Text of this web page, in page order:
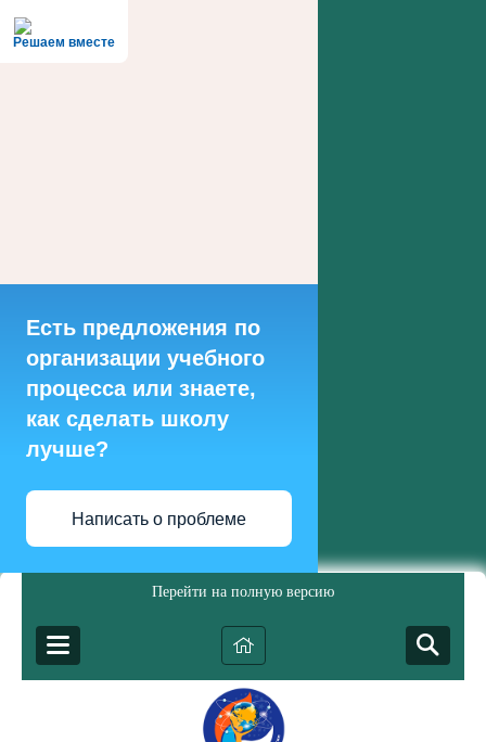
Решаем вместе
Есть предложения по
организации учебного
процесса или знаете,
как сделать школу
лучше?
Написать о проблеме
Перейти на полную версию